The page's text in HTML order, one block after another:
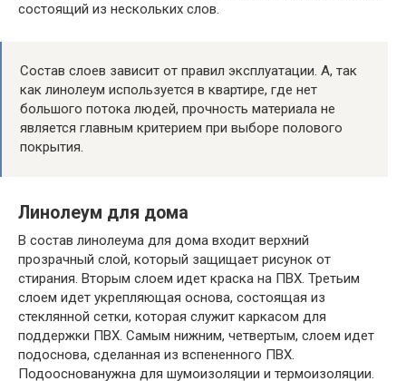
состоящий из нескольких слов.
Состав слоев зависит от правил эксплуатации. А, так
как линолеум используется в квартире, где нет
большого потока людей, прочность материала не
является главным критерием при выборе полового
покрытия.
Линолеум для дома
В состав линолеума для дома входит верхний
прозрачный слой, который защищает рисунок от
стирания. Вторым слоем идет краска на ПВХ. Третьим
слоем идет укрепляющая основа, состоящая из
стеклянной сетки, которая служит каркасом для
поддержки ПВХ. Самым нижним, четвертым, слоем идет
подоснова, сделанная из вспененного ПВХ.
Подооснованужна для шумоизоляции и термоизоляции.